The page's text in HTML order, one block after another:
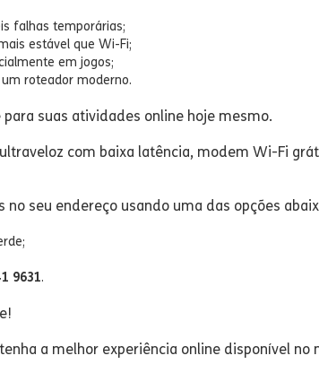
falhas temporárias;
estável que Wi-Fi;
em jogos;
um roteador moderno.
suas atividades online hoje mesmo.
com baixa latência, modem Wi-Fi
seu endereço usando uma das opções
9631.
a melhor experiência online disponível no